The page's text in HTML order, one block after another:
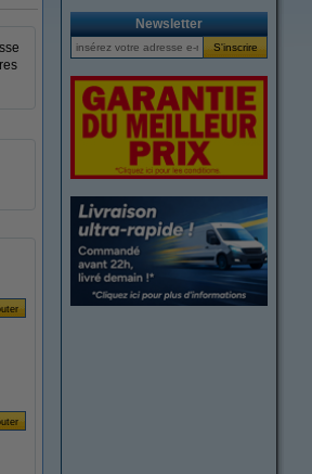
Newsletter